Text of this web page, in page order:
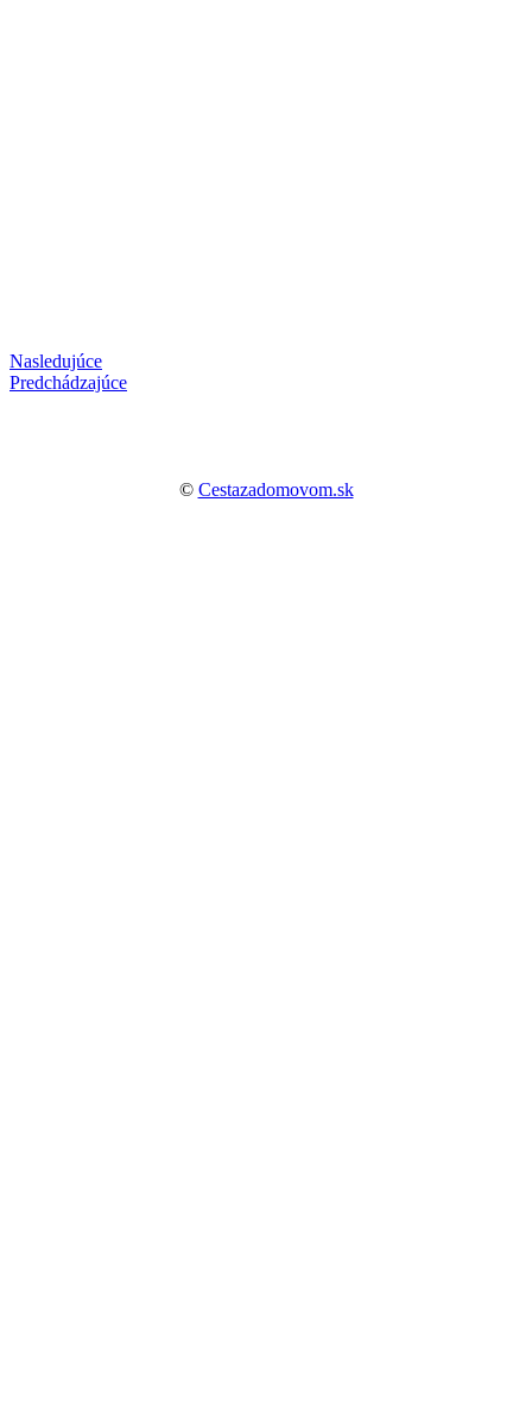
Nasledujúce
Predchádzajúce
© Cestazadomovom.sk